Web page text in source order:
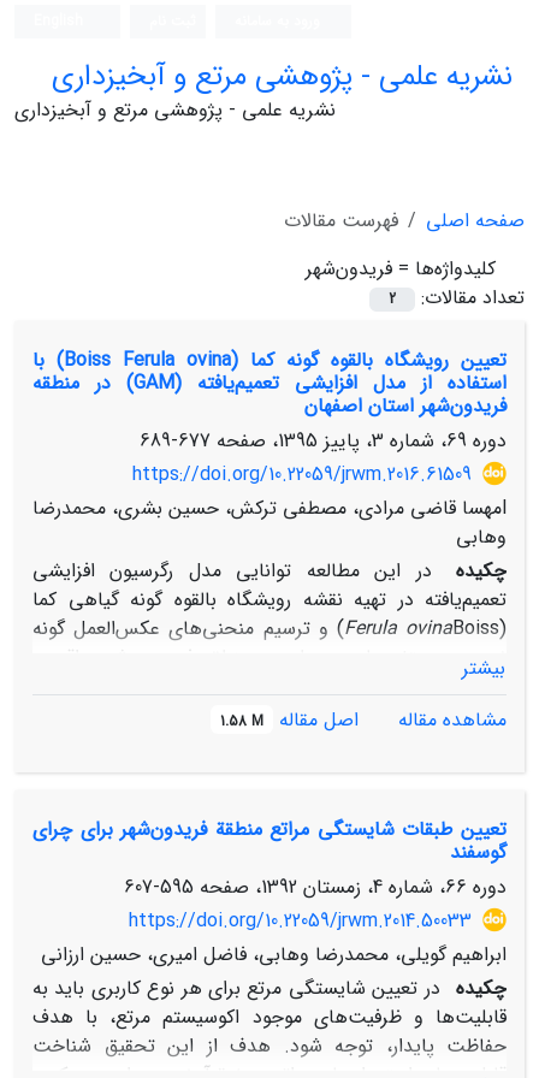
نشریه علمی - پژوهشی مرتع و آبخیزداری
نشریه علمی - پژوهشی مرتع و آبخیزداری
صفحه اصلی
فهرست مقالات
کلیدواژه‌ها = فریدون‌شهر
تعداد مقالات:
2
تعیین رویشگاه بالقوه گونه کما (Boiss Ferula ovina) با
استفاده از مدل افزایشی تعمیم‌یافته (GAM) در منطقه
فریدون‌شهر استان اصفهان
دوره 69، شماره 3، پاییز 1395، صفحه
677-689
https://doi.org/10.22059/jrwm.2016.61509
lمهسا قاضی مرادی، مصطفی ترکش، حسین بشری، محمدرضا
وهابی
چکیده
در این مطالعه توانایی مدل رگرسیون افزایشی
تعمیم‌یافته در تهیه نقشه رویشگاه بالقوه گونه گیاهی کما
(
Ferula ovinaBoiss) و ترسیم منحنی‌های عکس‌العمل گونه
نسبت به متغیرهای محیطی در منطقه فریدون شهر واقع در
غرب اصفهان با مساحت هزار کیلومترمربع بررسی شد.
داده‌های حضوروغیابF. ovinaبه روش تصادفی طبقه‌بندی
(یک‌صد و سی‌وهشت سایت حضور و یک‌صد و چهل سایت
اقلیمی و سه متغیر فیزیوگرافی با اندازه پیکسل 72*72 مترمربع
با استفاده از روش‌های میان‌یابی (کریجینگ، معکوس فاصله
وزنی) تهیه شد. سپس ارتباط بین حضوروغیاب گونه با عوامل
محیطی با استفاده از مدل افزایشی تعمیم‌یافته بررسی گردید.
طبق نتایج حضور این گونه با فاکتورهای میزان سیلت و رس
خاک ارتباط معکوس و با میزان شیب، ارتفاع از سطح دریا،
میزان ماده آلی، درصد اشباع و میانگین درجه حرارت سالیانه
همبستگی مستقیم دارد. ارزیابی مدل با استفاده از داده‌های
مستقل بیانگر ضریب کاپای 64/0 و سطح زیر منحنی پلات
بیشتر
مشاهده مقاله
اصل مقاله 1.58 M
تعیین طبقات شایستگی مراتع منطقة فریدون‌شهر برای چرای
گوسفند
دوره 66، شماره 4، زمستان 1392، صفحه
595-607
https://doi.org/10.22059/jrwm.2014.50033
ابراهیم گویلی، محمدرضا وهابی، فاضل امیری، حسین ارزانی
چکیده در تعیین شایستگی مرتع برای هر نوع کاربری باید به
قابلیت‌ها و ظرفیت‌های موجود اکوسیستم مرتع، با هدف
حفاظت پایدار، توجه شود. هدف از این تحقیق شناخت